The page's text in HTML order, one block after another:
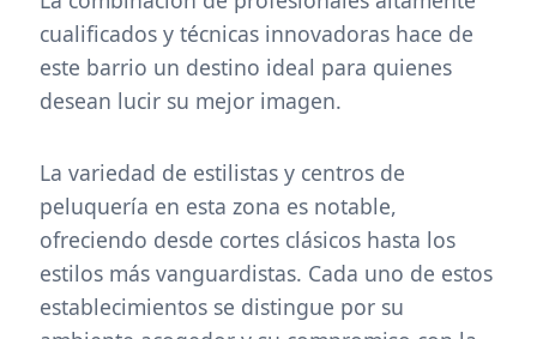
cualificados y técnicas innovadoras hace de
este barrio un destino ideal para quienes
desean lucir su mejor imagen.
La variedad de estilistas y centros de
peluquería en esta zona es notable,
ofreciendo desde cortes clásicos hasta los
estilos más vanguardistas. Cada uno de estos
establecimientos se distingue por su